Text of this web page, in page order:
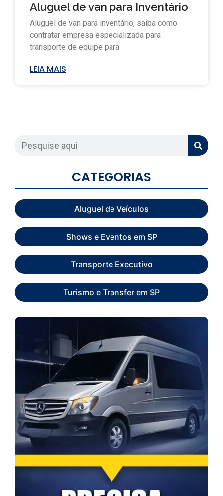
Aluguel de van para Inventário
Aluguel de van para inventário, saiba como
contratar empresa especializada para
transporte de equipe para
LEIA MAIS
CATEGORIAS
Aluguel de Veículos
Shows e Eventos em SP
Transporte Executivo
Turismo e Transfer em SP